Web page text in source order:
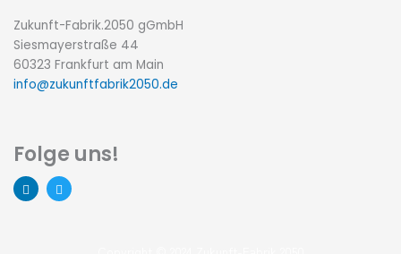
Zukunft-Fabrik.2050 gGmbH
Siesmayerstraße 44
60323 Frankfurt am Main
info@zukunftfabrik2050.de
Folge uns!
L
i
T
w